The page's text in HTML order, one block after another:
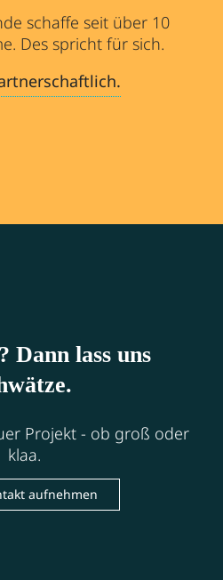
schaffe seit über 10
Des spricht für sich.
Dann lass uns
Projekt - ob groß oder
klaa.
aufnehmen